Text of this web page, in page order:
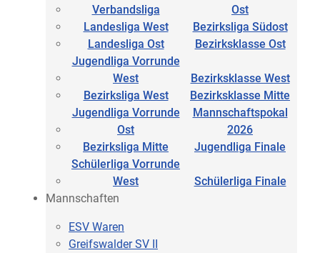
Verbandsliga
Ost
Landesliga West
Bezirksliga Südost
Landesliga Ost
Bezirksklasse Ost
Jugendliga Vorrunde
West
Bezirksklasse West
Bezirksliga West
Bezirksklasse Mitte
Jugendliga Vorrunde
Ost
Mannschaftspokal
2026
Bezirksliga Mitte
Jugendliga Finale
Schülerliga Vorrunde
West
Schülerliga Finale
Mannschaften
ESV Waren
Greifswalder SV II